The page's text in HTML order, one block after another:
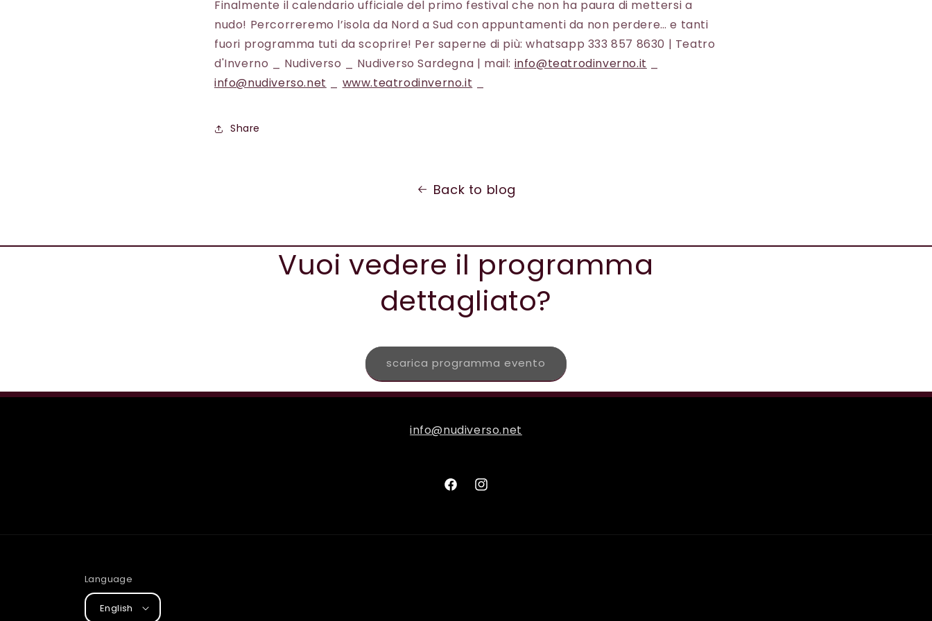
Finalmente il calendario ufficiale del primo festival che non ha paura di mettersi a
nudo! Percorreremo l’isola da Nord a Sud con appuntamenti da non perdere… e tanti
fuori programma tuti da scoprire! Per saperne di più: whatsapp 333 857 8630 | Teatro
d'Inverno _ Nudiverso _ Nudiverso Sardegna | mail: info@teatrodinverno.it
info@nudiverso.net
www.teatrodinverno.it
Share
Back to blog
Vuoi vedere il programma
dettagliato?
scarica programma evento
info@nudiverso.net
FacebookInstagram
Language
English